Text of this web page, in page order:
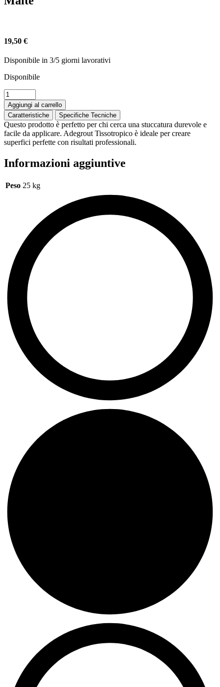
19,50 €
Disponibile in 3/5 giorni lavorativi
Disponibile
ADEGROUT
TISSOTROPICO
quantità
Aggiungi al carrello
Caratteristiche
Specifiche Tecniche
Questo prodotto è perfetto per chi cerca una stuccatura durevole e
facile da applicare. Adegrout Tissotropico è ideale per creare
superfici perfette con risultati professionali.
Informazioni aggiuntive
Peso 25 kg